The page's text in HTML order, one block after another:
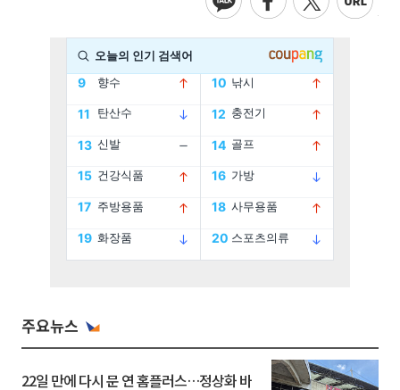
주요뉴스
22일 만에 다시 문 연 홈플러스…정상화 바